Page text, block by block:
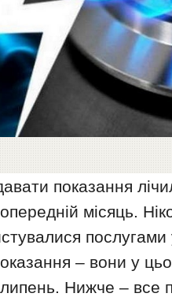
показання
місяць.
– вони у
Нижче – все